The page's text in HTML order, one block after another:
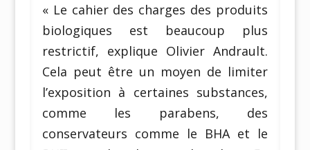
« Le cahier des charges des produits
biologiques est beaucoup plus
restrictif, explique Olivier Andrault.
Cela peut être un moyen de limiter
l’exposition à certaines substances,
comme les parabens, des
conservateurs comme le BHA et le